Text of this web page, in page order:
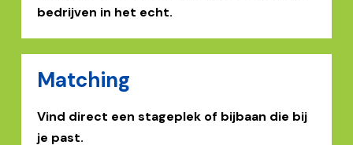
bedrijven in het echt.
Matching
Vind direct een stageplek of bijbaan die bij
je past.